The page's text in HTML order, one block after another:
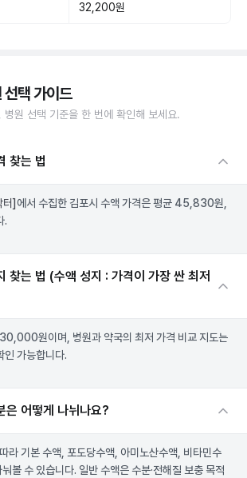
32,200원
선택 가이드
원 선택 기준을 한 번에 확인해 보세요.
찾는 법
터] 에서 수집한 김포시 수액 가격은 평균 45,830원,
.
찾는 법 (수액 성지 : 가격이 가장 싼 최저
원이며, 병원과 약국의 최저 가격 비교 지도는
인 가능합니다.
은 어떻게 나뉘나요?
라 기본 수액, 포도당수액, 아미노산수액, 비타민수
볼 수 있습니다. 일반 수액은 수분·전해질 보충 목적